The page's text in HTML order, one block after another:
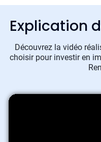
Explication
Découvrez la vidéo
choisir pour investir en